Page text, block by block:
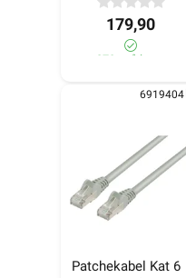
179,90
270+ på lager
Patchekabel Kat 6
6919404